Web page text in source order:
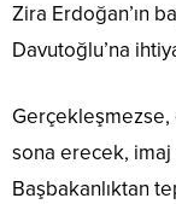
Zira Erdoğan’ın
Davutoğlu’na
sona erecek, imaj
Başbakanlıktan